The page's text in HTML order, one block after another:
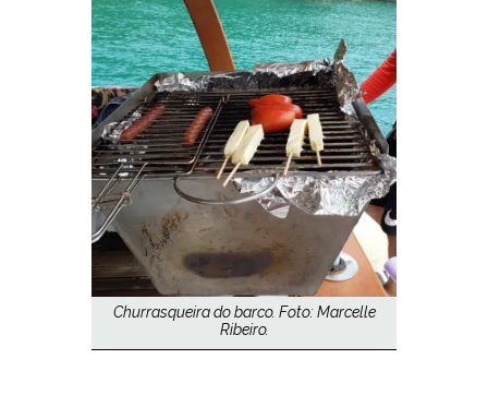
Churrasqueira do barco. Foto: Marcelle
Ribeiro.